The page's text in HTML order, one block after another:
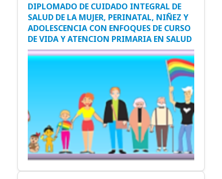
DIPLOMADO DE CUIDADO INTEGRAL DE
SALUD DE LA MUJER, PERINATAL, NIÑEZ Y
ADOLESCENCIA CON ENFOQUES DE CURSO
DE VIDA Y ATENCION PRIMARIA EN SALUD